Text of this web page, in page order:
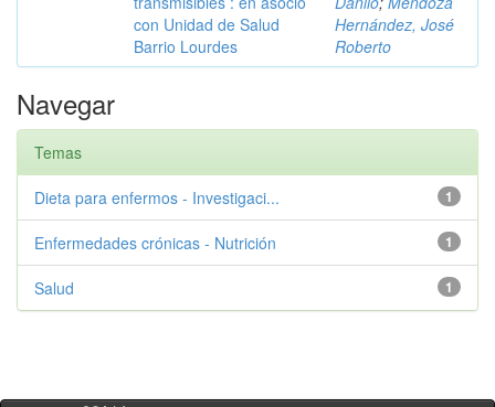
con Unidad de Salud
Barrio Lourdes
Hernández, José
Roberto
Navegar
Temas
1
Dieta para enfermos - Investigaci...
1
Enfermedades crónicas - Nutrición
1
Salud